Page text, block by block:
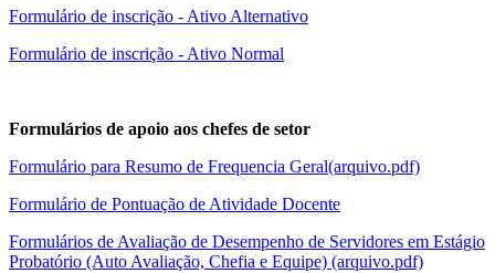
Formulário de inscrição - Ativo Alternativo
Formulário de inscrição - Ativo Normal
Formulários de apoio aos chefes de setor
Formulário para Resumo de Frequencia Geral(arquivo.pdf)
Formulário de Pontuação de Atividade Docente
Formulários de Avaliação de Desempenho de Servidores em Estágio
Probatório (Auto Avaliação, Chefia e Equipe) (arquivo.pdf)